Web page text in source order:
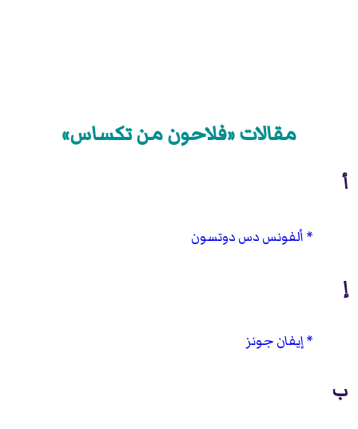
مقالات «فلاحون من تكساس»
أ
ألفونس دس دوتسون
إ
إيفان جونز
ب